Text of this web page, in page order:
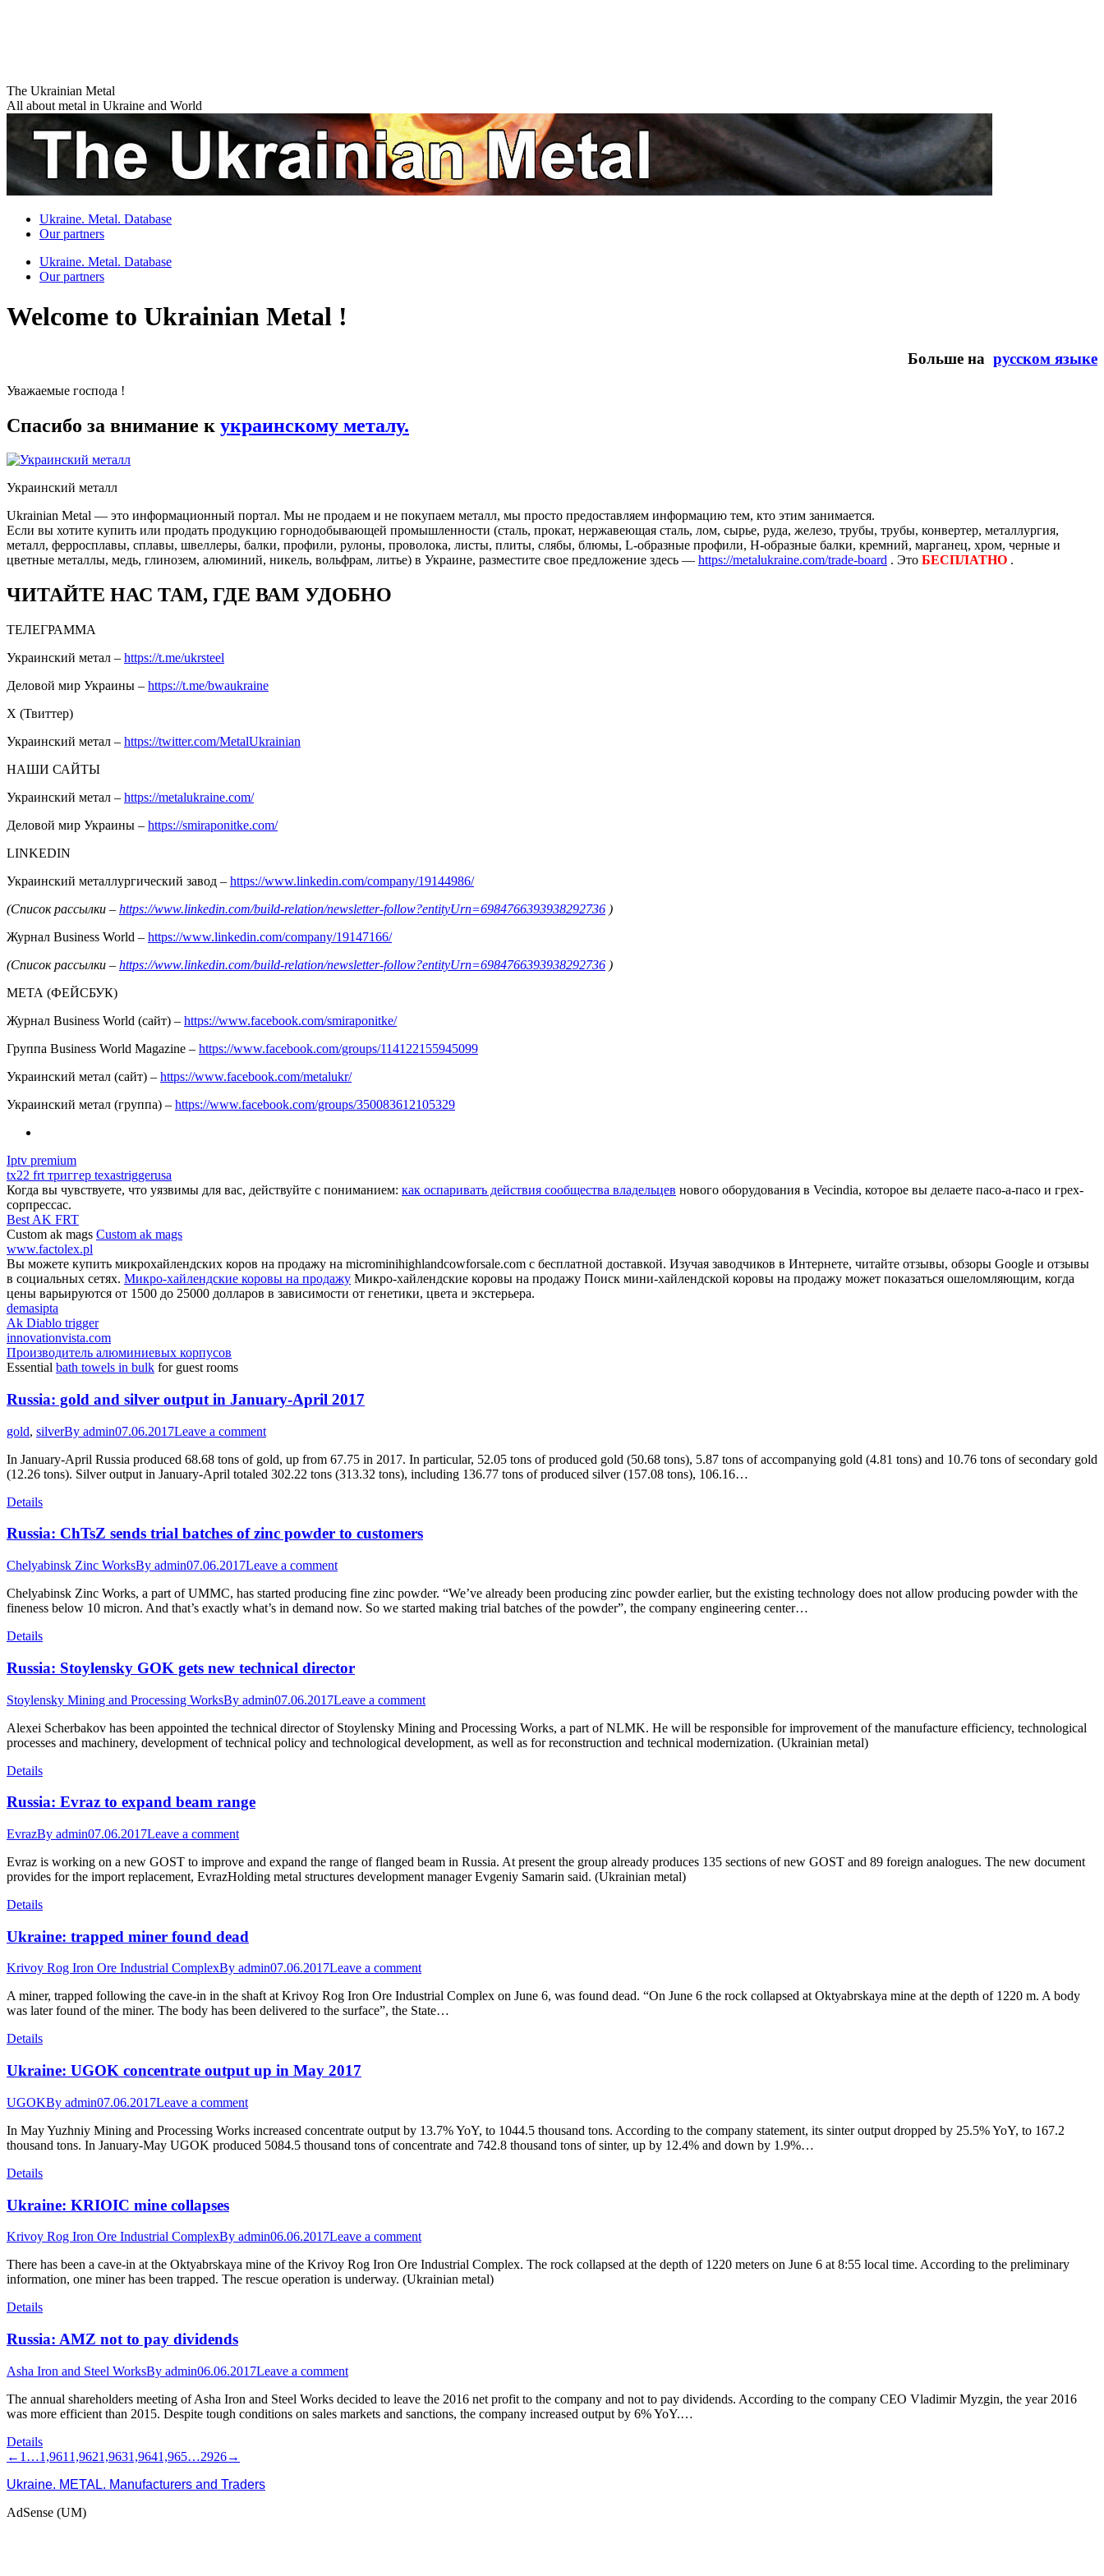
Skip
to
content
The Ukrainian Metal
All about metal in Ukraine and World
Ukraine. Metal. Database
Our partners
Ukraine. Metal. Database
Our partners
Welcome to Ukrainian Metal !
Больше на русском языке
Уважаемые господа !
Спасибо за внимание к украинскому металу.
Украинский металл
Ukrainian Metal — это информационный портал. Мы не продаем и не покупаем металл, мы просто предоставляем информацию тем, кто этим занимается.
Если вы хотите купить или продать продукцию горнодобывающей промышленности (сталь, прокат, нержавеющая сталь, лом, сырье, руда, железо, трубы, трубы, конвертер, металлургия,
металл, ферросплавы, сплавы, швеллеры, балки, профили, рулоны, проволока, листы, плиты, слябы, блюмы, L-образные профили, H-образные балки, кремний, марганец, хром, черные и
цветные металлы, медь, глинозем, алюминий, никель, вольфрам, литье) в Украине, разместите свое предложение здесь — https://metalukraine.com/trade-board . Это БЕСПЛАТНО .
ЧИТАЙТЕ НАС ТАМ, ГДЕ ВАМ УДОБНО
ТЕЛЕГРАММА
Украинский метал – https://t.me/ukrsteel
Деловой мир Украины – https://t.me/bwaukraine
Х (Твиттер)
Украинский метал – https://twitter.com/MetalUkrainian
НАШИ САЙТЫ
Украинский метал – https://metalukraine.com/
Деловой мир Украины – https://smiraponitke.com/
LINKEDIN
Украинский металлургический завод – https://www.linkedin.com/company/19144986/
(Список рассылки – https://www.linkedin.com/build-relation/newsletter-follow?entityUrn=6984766393938292736 )
Журнал Business World – https://www.linkedin.com/company/19147166/
(Список рассылки – https://www.linkedin.com/build-relation/newsletter-follow?entityUrn=6984766393938292736 )
МЕТА (ФЕЙСБУК)
Журнал Business World (сайт) – https://www.facebook.com/smiraponitke/
Группа Business World Magazine – https://www.facebook.com/groups/114122155945099
Украинский метал (сайт) – https://www.facebook.com/metalukr/
Украинский метал (группа) – https://www.facebook.com/groups/350083612105329
Iptv premium
tx22 frt триггер texastriggerusa
Когда вы чувствуете, что уязвимы для вас, действуйте с пониманием: как оспаривать действия сообщества владельцев нового оборудования в Vecindia, которое вы делаете пасо-а-пасо и грех-
сорпрессас.
Best AK FRT
Custom ak mags Custom ak mags
www.factolex.pl
Вы можете купить микрохайлендских коров на продажу на microminihighlandcowforsale.com с бесплатной доставкой. Изучая заводчиков в Интернете, читайте отзывы, обзоры Google и отзывы
в социальных сетях. Микро-хайлендские коровы на продажу Микро-хайлендские коровы на продажу Поиск мини-хайлендской коровы на продажу может показаться ошеломляющим, когда
цены варьируются от 1500 до 25000 долларов в зависимости от генетики, цвета и экстерьера.
demasipta
Ak Diablo trigger
innovationvista.com
Производитель алюминиевых корпусов
Essential bath towels in bulk for guest rooms
Russia: gold and silver output in January-April 2017
gold, silverBy admin07.06.2017Leave a comment
In January-April Russia produced 68.68 tons of gold, up from 67.75 in 2017. In particular, 52.05 tons of produced gold (50.68 tons), 5.87 tons of accompanying gold (4.81 tons) and 10.76 tons of secondary gold
(12.26 tons). Silver output in January-April totaled 302.22 tons (313.32 tons), including 136.77 tons of produced silver (157.08 tons), 106.16…
Details
Russia: ChTsZ sends trial batches of zinc powder to customers
Chelyabinsk Zinc WorksBy admin07.06.2017Leave a comment
Chelyabinsk Zinc Works, a part of UMMC, has started producing fine zinc powder. “We’ve already been producing zinc powder earlier, but the existing technology does not allow producing powder with the
fineness below 10 micron. And that’s exactly what’s in demand now. So we started making trial batches of the powder”, the company engineering center…
Details
Russia: Stoylensky GOK gets new technical director
Stoylensky Mining and Processing WorksBy admin07.06.2017Leave a comment
Alexei Scherbakov has been appointed the technical director of Stoylensky Mining and Processing Works, a part of NLMK. He will be responsible for improvement of the manufacture efficiency, technological
processes and machinery, development of technical policy and technological development, as well as for reconstruction and technical modernization. (Ukrainian metal)
Details
Russia: Evraz to expand beam range
EvrazBy admin07.06.2017Leave a comment
Evraz is working on a new GOST to improve and expand the range of flanged beam in Russia. At present the group already produces 135 sections of new GOST and 89 foreign analogues. The new document
provides for the import replacement, EvrazHolding metal structures development manager Evgeniy Samarin said. (Ukrainian metal)
Details
Ukraine: trapped miner found dead
Krivoy Rog Iron Ore Industrial ComplexBy admin07.06.2017Leave a comment
A miner, trapped following the cave-in in the shaft at Krivoy Rog Iron Ore Industrial Complex on June 6, was found dead. “On June 6 the rock collapsed at Oktyabrskaya mine at the depth of 1220 m. A body
was later found of the miner. The body has been delivered to the surface”, the State…
Details
Ukraine: UGOK concentrate output up in May 2017
UGOKBy admin07.06.2017Leave a comment
In May Yuzhniy Mining and Processing Works increased concentrate output by 13.7% YoY, to 1044.5 thousand tons. According to the company statement, its sinter output dropped by 25.5% YoY, to 167.2
thousand tons. In January-May UGOK produced 5084.5 thousand tons of concentrate and 742.8 thousand tons of sinter, up by 12.4% and down by 1.9%…
Details
Ukraine: KRIOIC mine collapses
Krivoy Rog Iron Ore Industrial ComplexBy admin06.06.2017Leave a comment
There has been a cave-in at the Oktyabrskaya mine of the Krivoy Rog Iron Ore Industrial Complex. The rock collapsed at the depth of 1220 meters on June 6 at 8:55 local time. According to the preliminary
information, one miner has been trapped. The rescue operation is underway. (Ukrainian metal)
Details
Russia: AMZ not to pay dividends
Asha Iron and Steel WorksBy admin06.06.2017Leave a comment
The annual shareholders meeting of Asha Iron and Steel Works decided to leave the 2016 net profit to the company and not to pay dividends. According to the company CEO Vladimir Myzgin, the year 2016
was more efficient than 2015. Despite tough conditions on sales markets and sanctions, the company increased output by 6% YoY.…
Details
← 1 …1,961 1,9621,9631,9641,965…2926→
Ukraine. METAL. Manufacturers and Traders
AdSense (UM)